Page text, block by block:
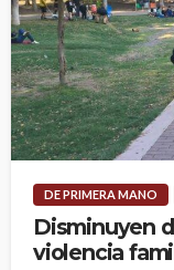
DE PRIMERA MANO
Disminuyen
violencia